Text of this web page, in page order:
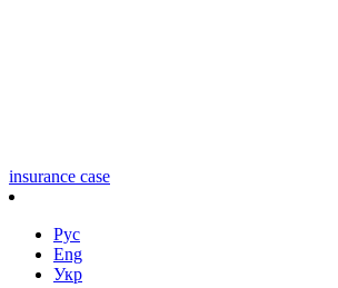
insurance case
Рус
Eng
Укр